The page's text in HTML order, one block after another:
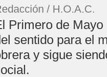
/ H.O.A.C.
Primero de
sentido para el
y sigue